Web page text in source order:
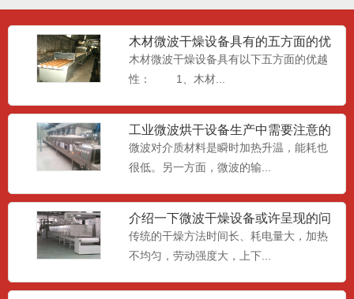
木材微波干燥设备具有的五方面的优
越性
木材微波干燥设备具有以下五方面的优越
性： 1、木材...
工业微波烘干设备生产中需要注意的
问题
微波对介质材料是瞬时加热升温，能耗也
很低。另一方面，微波的输...
介绍一下微波干燥设备或许呈现的问
题及解决方法
传统的干燥方法时间长、耗电量大，加热
不均匀，劳动强度大，上下...
态微功防爆型）
...
SCWB60S-5Z 微波真空干燥设备